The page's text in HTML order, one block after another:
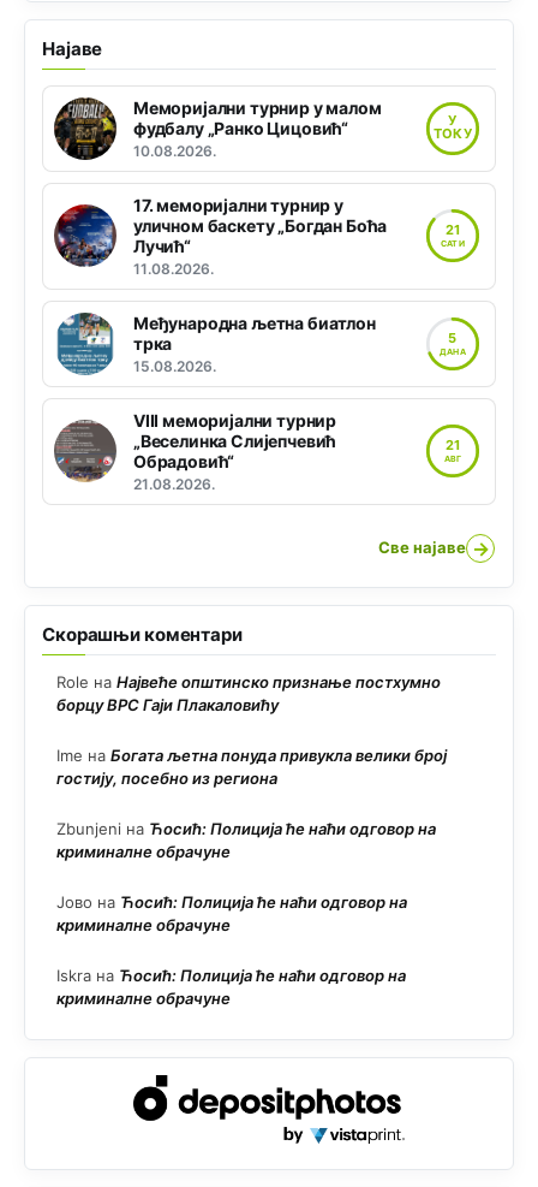
Најаве
Меморијални турнир у малом
фудбалу „Ранко Цицовић“
10.08.2026.
У
ТОКУ
17. меморијални турнир у
уличном баскету „Богдан Боћа
Лучић“
11.08.2026.
21
САТИ
Међународна љетна биатлон
трка
15.08.2026.
5
ДАНА
VIII меморијални турнир
„Веселинка Слијепчевић
Обрадовић“
21.08.2026.
21
АВГ
Све најаве →
Скорашњи коментари
Role на Највеће општинско признање постхумно
борцу ВРС Гаји Плакаловићу
Ime на Богата љетна понуда привукла велики број
гостију, посебно из региона
Zbunjeni на Ћосић: Полиција ће наћи одговор на
криминалне обрачуне
Јово на Ћосић: Полиција ће наћи одговор на
криминалне обрачуне
Iskra на Ћосић: Полиција ће наћи одговор на
криминалне обрачуне